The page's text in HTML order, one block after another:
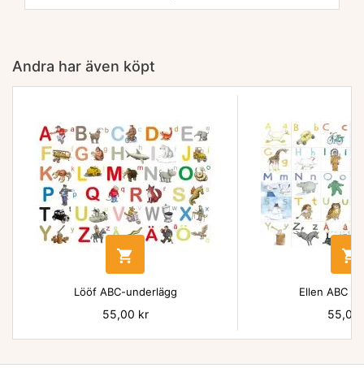
Andra har även köpt

Lööf ABC-underlägg
Pris
55,00 kr

Ellen ABC
Pris
55,00